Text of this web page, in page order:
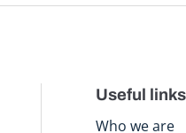
Useful links
Who we are